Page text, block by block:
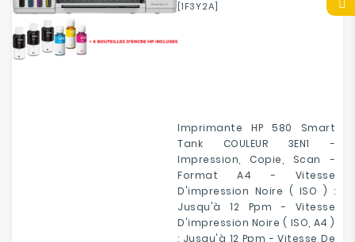
[1F3Y2A]
Imprimante HP 580 Smart
Tank COULEUR 3EN1 -
Impression, Copie, Scan -
Format A4 - Vitesse
D'impression Noire ( ISO ) :
Jusqu'à 12 Ppm - Vitesse
D'impression Noire ( ISO, A4 )
: Jusqu'à 12 Ppm - Vitesse De